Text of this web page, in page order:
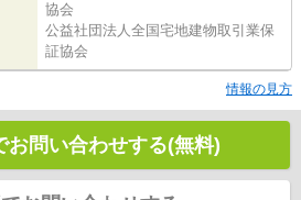
協会
公益社団法人全国宅地建物取引業保
証協会
情報の見方
お問い合わせする(無料)